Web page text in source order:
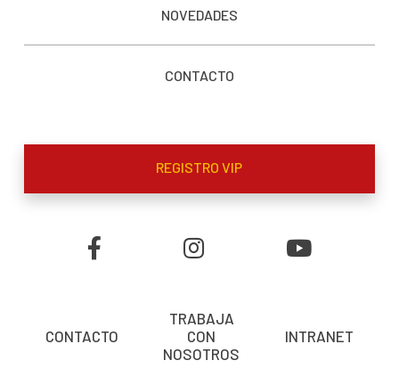
NOVEDADES
CONTACTO
REGISTRO VIP
CONTACTO
TRABAJA
CON
NOSOTROS
INTRANET